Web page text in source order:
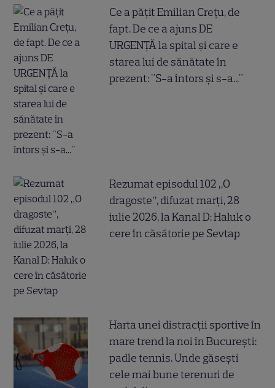
Ce a pățit Emilian Crețu, de
fapt. De ce a ajuns DE
URGENȚĂ la spital și care e
starea lui de sănătate în
prezent: "S-a întors și s-a..."
Rezumat episodul 102 „O
dragoste”, difuzat marți, 28
iulie 2026, la Kanal D: Haluk o
cere în căsătorie pe Sevtap
Harta unei distracții sportive în
mare trend la noi în București:
padle tennis. Unde găsești
cele mai bune terenuri de